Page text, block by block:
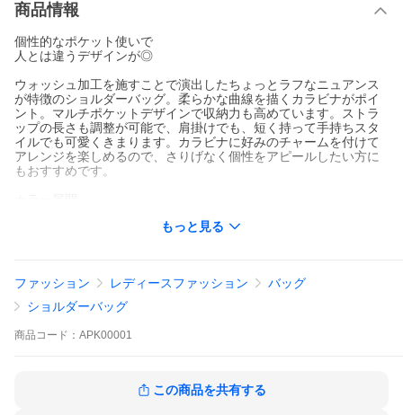
商品情報
個性的なポケット使いで
人とは違うデザインが◎
ウォッシュ加工を施すことで演出したちょっとラフなニュアンス
が特徴のショルダーバッグ。柔らかな曲線を描くカラビナがポイ
ント。マルチポケットデザインで収納力も高めています。ストラ
ップの長さも調整が可能で、肩掛けでも、短く持って手持ちスタ
イルでも可愛くきまります。カラビナに好みのチャームを付けて
アレンジを楽しめるので、さりげなく個性をアピールしたい方に
もおすすめです。
さい ブランド おしゃれ シンプル かわいい 軽い カラビナ A5サイ
ズ ファスナー付き ショルダー ファスナー 本革 ミニ ミニショルダ
ー 無地 オシャレ カジュアル きれいめ お洒落 ファスナーあり 女
性 旅行 トラベル デイリー 普段使い オールシーズン
もっと見る
ファッション レディースファッション
バッグ
ショルダーバッグ
商品 コード： APK00001
この商品を共有する